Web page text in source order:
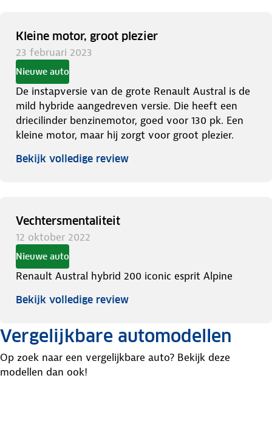
Kleine motor, groot plezier
23 februari 2023
Nieuwe auto
De instapversie van de grote Renault Austral is de
mild hybride aangedreven versie. Die heeft een
driecilinder benzinemotor, goed voor 130 pk. Een
kleine motor, maar hij zorgt voor groot plezier.
Bekijk volledige review
Vechtersmentaliteit
12 oktober 2022
Nieuwe auto
Renault Austral hybrid 200 iconic esprit Alpine
Bekijk volledige review
Vergelijkbare automodellen
Op zoek naar een vergelijkbare auto? Bekijk deze
modellen dan ook!